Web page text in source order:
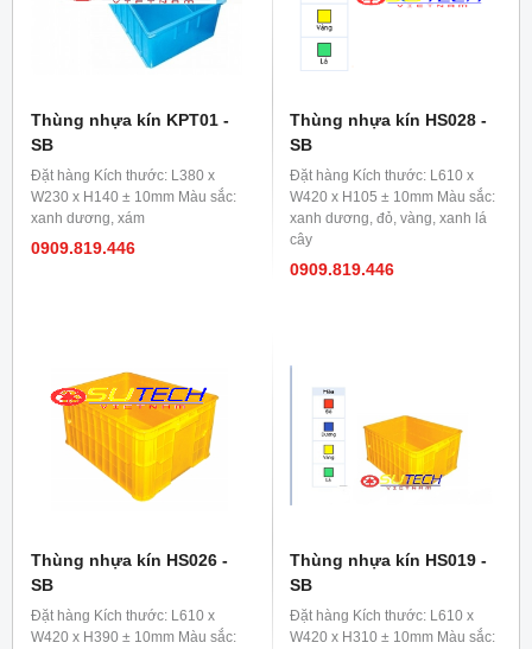
Thùng nhựa kín KPT01 -
SB
Đặt hàng Kích thước: L380 x
W230 x H140 ± 10mm Màu sắc:
xanh dương, xám
0909.819.446
Thùng nhựa kín HS028 -
SB
Đặt hàng Kích thước: L610 x
W420 x H105 ± 10mm Màu sắc:
xanh dương, đỏ, vàng, xanh lá
cây
0909.819.446
Thùng nhựa kín HS026 -
SB
Đặt hàng Kích thước: L610 x
W420 x H390 ± 10mm Màu sắc:
Thùng nhựa kín HS019 -
SB
Đặt hàng Kích thước: L610 x
W420 x H310 ± 10mm Màu sắc: